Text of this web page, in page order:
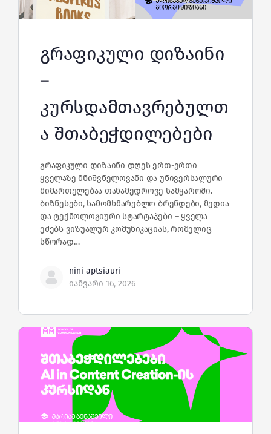
გრაფიკული დიზაინი
–
კურსდამთავრებულთ
ა შთაბეჭდილებები
გრაფიკული დიზაინი დღეს ერთ‑ერთი
ყველაზე მნიშვნელოვანი და უნივერსალური
მიმართულებაა თანამედროვე სამყაროში.
ბიზნესები, სამომხმარებლო ბრენდები, მედია
და ტექნოლოგიური სტარტაპები – ყველა
ეძებს ვიზუალურ კომუნიკაციას, რომელიც
სწორად…
nini aptsiauri
იანვარი 16, 2026